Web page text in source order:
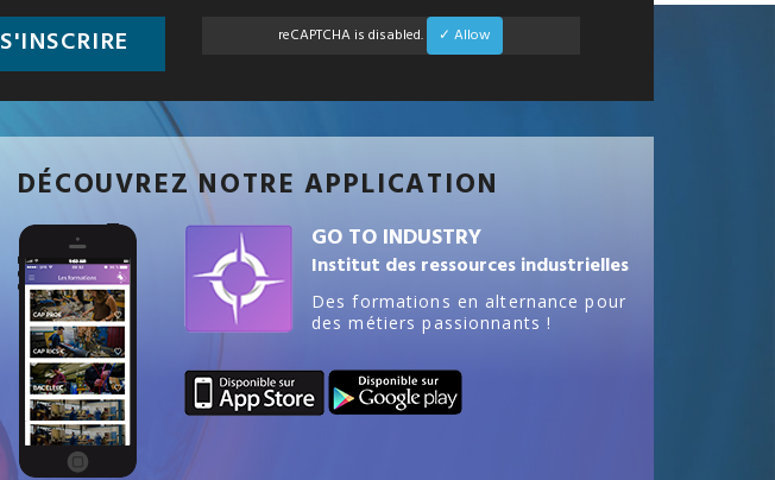
S'INSCRIRE reCAPTCHA is disabled. ✓ Allow
DÉCOUVREZ NOTRE APPLICATION
GO TO INDUSTRY
Institut des ressources industrielles
Des formations en alternance pour
des métiers passionnants !